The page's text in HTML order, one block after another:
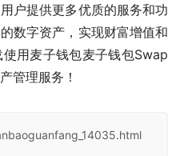
户提供更多优质的服务和功
数字资产，实现财富增值和
用麦子钱包麦子钱包Swap
管理服务！